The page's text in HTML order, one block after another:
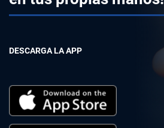
DESCARGA LA APP